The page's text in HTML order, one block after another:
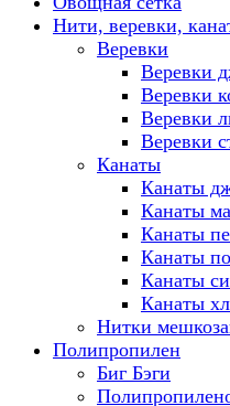
Нити, веревки,
Веревки
Веревки
Веревки
Веревки
Веревки
Канаты
Канаты
Канаты
Канаты
Канаты
Канаты
Канаты
Нитки
Полипропилен
Биг Бэги